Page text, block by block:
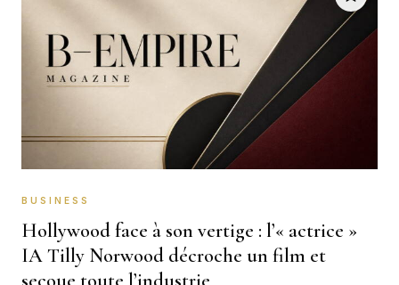
BUSINESS
Hollywood face à son vertige : l’« actrice »
IA Tilly Norwood décroche un film et